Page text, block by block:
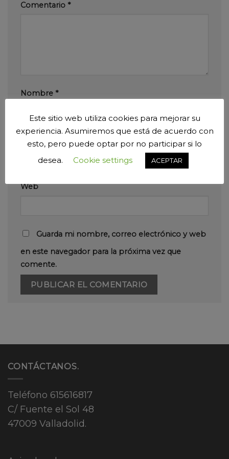
Comentario *
Nombre *
Correo electrónico
Web
Guarda mi nombre, correo electrónico y web
en este navegador para la próxima vez que
comente.
CONTÁCTANOS.
Teléfono 615616817
C/ Fuente el Sol 48
47009 Valladolid.
Este sitio web utiliza cookies para mejorar su
experiencia. Asumiremos que está de acuerdo con
esto, pero puede optar por no participar si lo
desea.
Cookie settings ACEPTAR